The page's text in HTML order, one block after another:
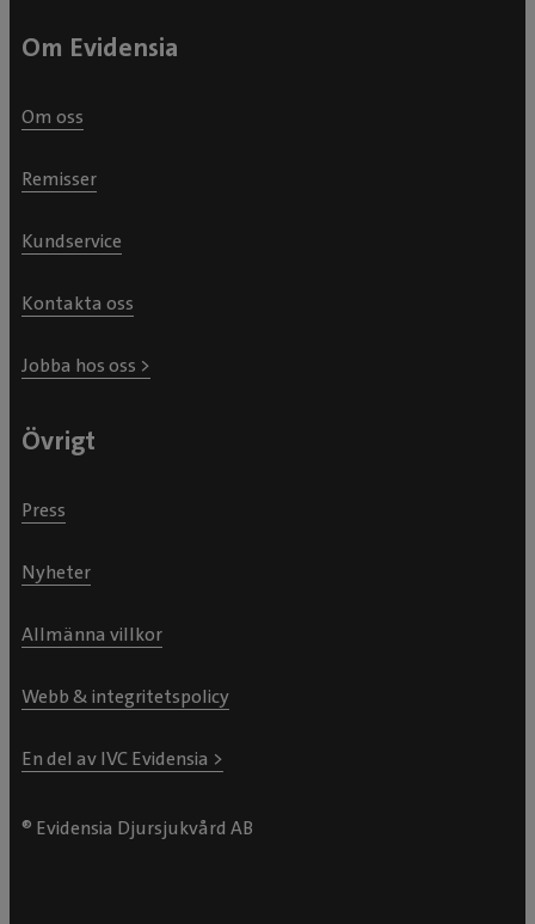
Om Evidensia
Om oss
Remisser
Kundservice
Kontakta oss
Jobba hos oss >
Övrigt
Press
Nyheter
Allmänna villkor
Webb & integritetspolicy
En del av IVC Evidensia >
® Evidensia Djursjukvård AB